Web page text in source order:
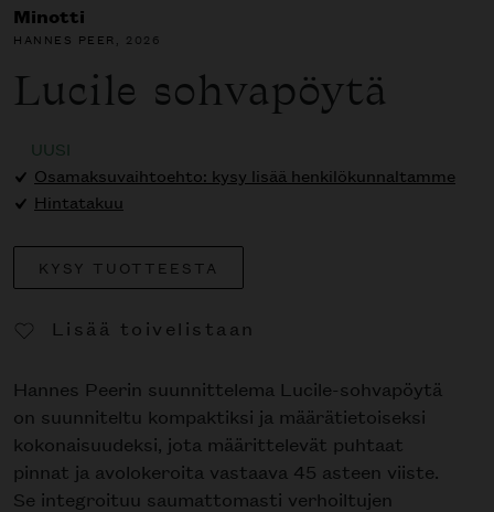
Minotti
HANNES PEER , 2026
Lucile sohvapöytä
UUSI
Osamaksuvaihtoehto: kysy lisää henkilökunnaltamme
Hintatakuu
KYSY TUOTTEESTA
Lisää toivelistaan
Hannes Peerin suunnittelema Lucile-sohvapöytä
on suunniteltu kompaktiksi ja määrätietoiseksi
kokonaisuudeksi, jota määrittelevät puhtaat
pinnat ja avolokeroita vastaava 45 asteen viiste.
Se integroituu saumattomasti verhoiltujen